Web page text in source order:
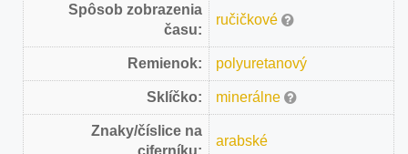
Spôsob zobrazenia
času:
ručičkové
Remienok: polyuretanový
Sklíčko: minerálne
Znaky/číslice na
ciferníku:
arabské